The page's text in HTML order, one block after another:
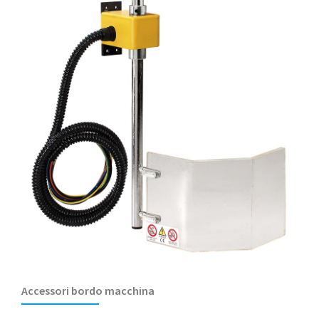
Accessori bordo macchina